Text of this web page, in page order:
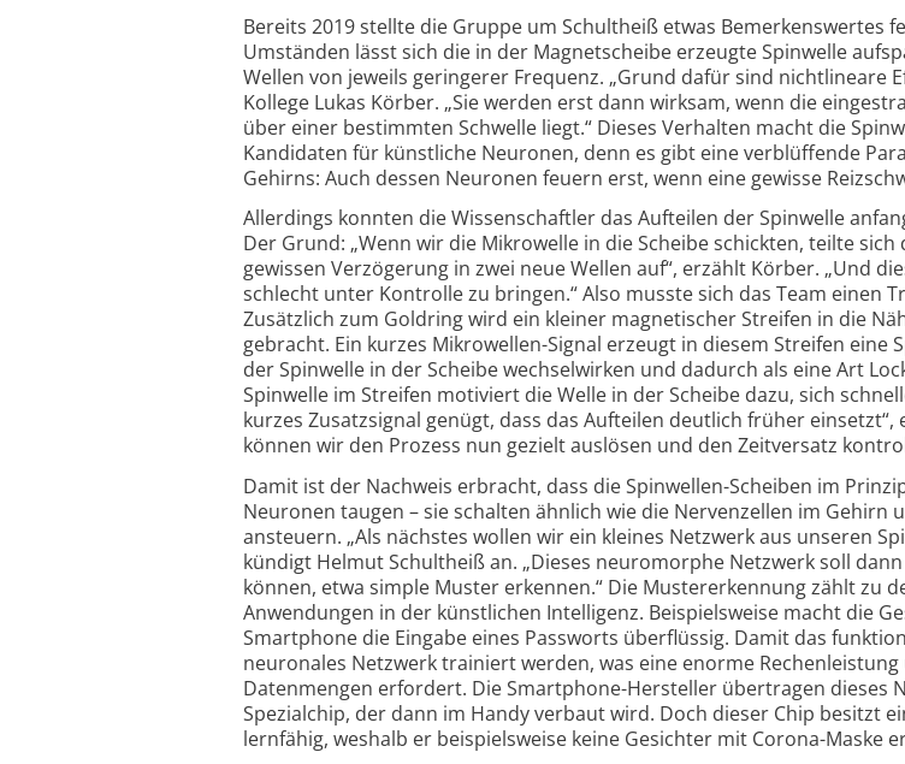
Bereits 2019 stellte die Gruppe um Schultheiß etwas Bemerkens­wertes
Umständen lässt sich die in der Magnetscheibe erzeugte Spinwelle
Wellen von jeweils geringerer Frequenz. „Grund dafür sind nichtlineare
Kollege Lukas Körber. „Sie werden erst dann wirksam, wenn die
über einer bestimmten Schwelle liegt.“ Dieses Verhalten macht die
Kandidaten für künstliche Neuronen, denn es gibt eine verblüffende
Gehirns: Auch dessen Neuronen feuern erst, wenn eine gewisse
Allerdings konnten die Wissen­schaftler das Aufteilen der Spinwelle
Der Grund: „Wenn wir die Mikrowelle in die Scheibe schickten, teilte
gewissen Verzögerung in zwei neue Wellen auf“, erzählt Körber. „Und
schlecht unter Kontrolle zu bringen.“ Also musste sich das Team einen
Zusätzlich zum Goldring wird ein kleiner magne­tischer Streifen in die
gebracht. Ein kurzes Mikrowellen-Signal erzeugt in diesem Streifen eine
der Spinwelle in der Scheibe wechsel­wirken und dadurch als eine Art
Spinwelle im Streifen motiviert die Welle in der Scheibe dazu, sich
kurzes Zusatzsignal genügt, dass das Aufteilen deutlich früher
können wir den Prozess nun gezielt auslösen und den Zeitversatz
Damit ist der Nachweis erbracht, dass die Spinwellen-Scheiben im
Neuronen taugen – sie schalten ähnlich wie die Nerven­zellen im Gehirn
ansteuern. „Als nächstes wollen wir ein kleines Netzwerk aus unseren
kündigt Helmut Schultheiß an. „Dieses neuromorphe Netzwerk soll
können, etwa simple Muster erkennen.“ Die Muster­erkennung zählt zu
Anwendungen in der künstlichen Intelligenz. Beispiels­weise macht die
Smartphone die Eingabe eines Passworts überflüssig. Damit das
neuronales Netzwerk trainiert werden, was eine enorme
Datenmengen erfordert. Die Smartphone-Hersteller übertragen dieses
Spezialchip, der dann im Handy verbaut wird. Doch dieser Chip besitzt
lernfähig, weshalb er beispiels­weise keine Gesichter mit Corona-Maske